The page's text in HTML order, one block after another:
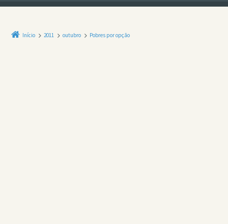
Início 2011 outubro Pobres por opção